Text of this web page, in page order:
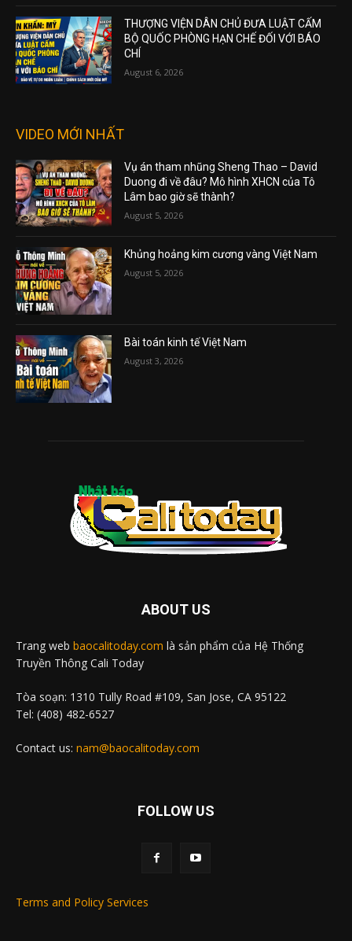
THƯỢNG VIỆN DÂN CHỦ ĐƯA LUẬT CẤM
BỘ QUỐC PHÒNG HẠN CHẾ ĐỐI VỚI BÁO
CHÍ
August 6, 2026
VIDEO MỚI NHẤT
Vụ án tham nhũng Sheng Thao – David
Duong đi về đâu? Mô hình XHCN của Tô
Lâm bao giờ sẽ thành?
August 5, 2026
Khủng hoảng kim cương vàng Việt Nam
August 5, 2026
Bài toán kinh tế Việt Nam
August 3, 2026
ABOUT US
Trang web baocalitoday.com là sản phẩm của Hệ Thống
Truyền Thông Cali Today
Tòa soạn: 1310 Tully Road #109, San Jose, CA 95122
Tel: (408) 482-6527
Contact us: nam@baocalitoday.com
FOLLOW US
Terms and Policy Services